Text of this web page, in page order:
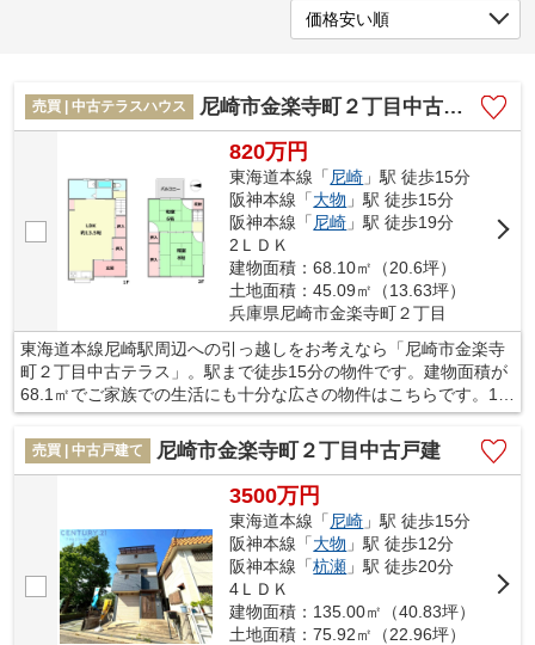
売買 | 中古テラスハウス 尼崎市金楽寺町２丁目中古テラス
820万円
東海道本線「 尼崎 」駅 徒歩15分
阪神本線「大物 」駅 徒歩15分
阪神本線「 尼崎 」駅 徒歩19分
2ＬＤＫ
建物面積：68.10㎡（20.6坪）
土地面積：45.09㎡（13.63坪）
兵庫県尼崎市金楽寺町２丁目
東海道本線尼崎駅周辺への引っ越しをお考えなら「尼崎市金楽寺
町２丁目中古テラス」。駅まで徒歩15分の物件です。建物面積が
68.1㎡でご家族での生活にも十分な広さの物件はこちらです。12
帖以上あるLDKで、家事をしながらも家族との時間を楽しめま
す。尼崎市エリアと東海道本線尼崎付近の不動産探しなら、当社
がオススメです。当社でなら、きっとお客様のご希望に合った一
戸建てが見つかるでしょう。
売買 | 中古戸建て 尼崎市金楽寺町２丁目中古戸建
3500万円
東海道本線「 尼崎 」駅 徒歩15分
阪神本線「大物 」駅 徒歩12分
阪神本線「杭瀬 」駅 徒歩20分
4ＬＤＫ
建物面積：135.00㎡（40.83坪）
土地面積：75.92㎡（22.96坪）